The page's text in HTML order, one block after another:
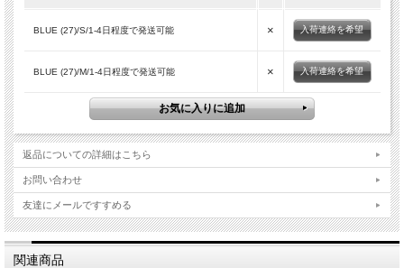
BLUE (27)/S/1-4日程度で発送可能 × 入荷連絡を希望
BLUE (27)/M/1-4日程度で発送可能 × 入荷連絡を希望
返品についての詳細はこちら
お問い合わせ
友達にメールですすめる
関連商品